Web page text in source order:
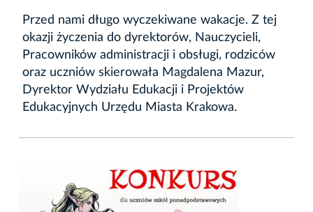
Przed nami długo wyczekiwane wakacje. Z tej
okazji życzenia do dyrektorów, Nauczycieli,
Pracowników administracji i obsługi, rodziców
oraz uczniów skierowała Magdalena Mazur,
Dyrektor Wydziału Edukacji i Projektów
Edukacyjnych Urzędu Miasta Krakowa.